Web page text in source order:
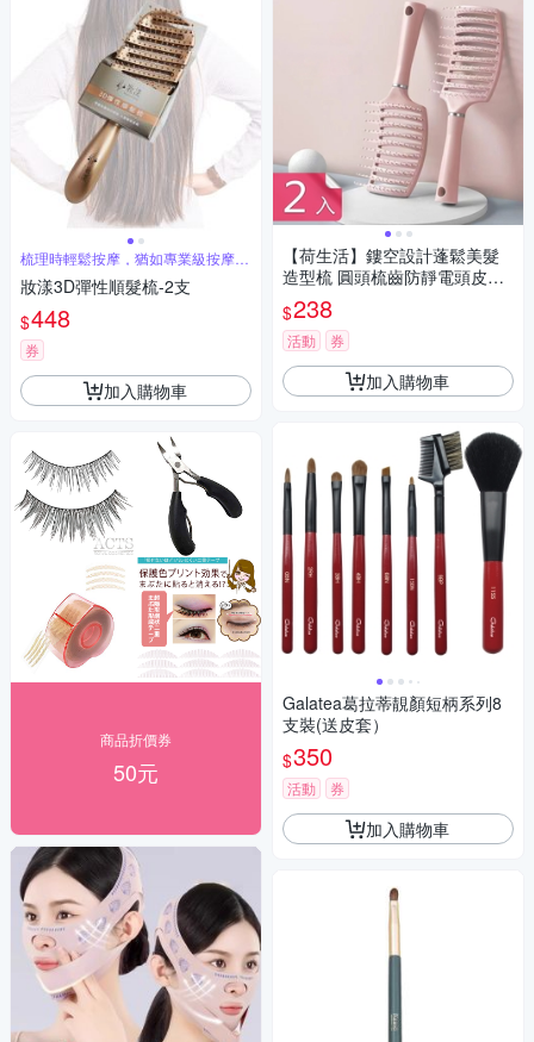
梳理時輕鬆按摩，猶如專業級按摩手
感
妝漾3D彈性順髮梳-2支
$448
券
加入購物車
商品折價券
50元
【荷生活】鏤空設計蓬鬆美髮
造型梳 圓頭梳齒防靜電頭皮按
摩梳-2入組
$238
活動 券
加入購物車
Galatea葛拉蒂靚顏短柄系列8
支裝(送皮套）
$350
活動 券
加入購物車